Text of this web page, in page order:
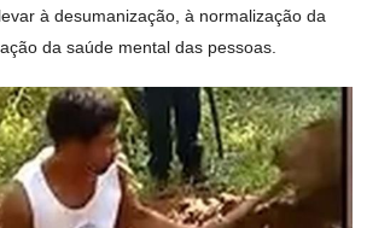
à desumanização, à normalização da
da saúde mental das pessoas.